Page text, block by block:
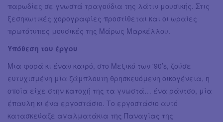
παρωδίες σε γνωστά τραγούδια της λάτιν μουσικής. Στις
ξεσηκωτικές χορογραφίες προστίθεται και οι ωραίες
πρωτότυπες μουσικές της Μάρως Μαρκέλλου.
Υπόθεση του έργου
Μια φορά κι έναν καιρό, στο Μεξικό των '90’s, ζούσε
ευτυχισμένη μία ζάμπλουτη θρησκευόμενη οικογένεια, η
οποία είχε στην κατοχή της τα γνωστά… ένα ράντσο, μία
έπαυλη κι ένα εργοστάσιο. Το εργοστάσιο αυτό
κατασκεύαζε αγαλματάκια της Παναγίας της